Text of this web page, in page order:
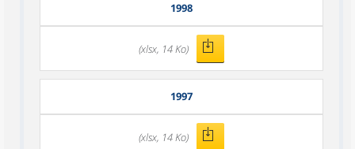
1998
(xlsx, 14 Ko)
1997
(xlsx, 14 Ko)